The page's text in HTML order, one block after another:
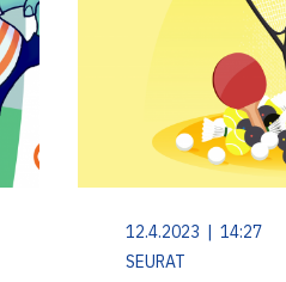
12.4.2023 | 14:27
SEURAT